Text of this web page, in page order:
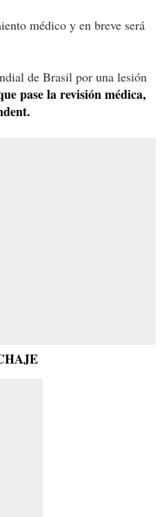
médico y en breve será
de Brasil por una lesión
pase la revisión médica,